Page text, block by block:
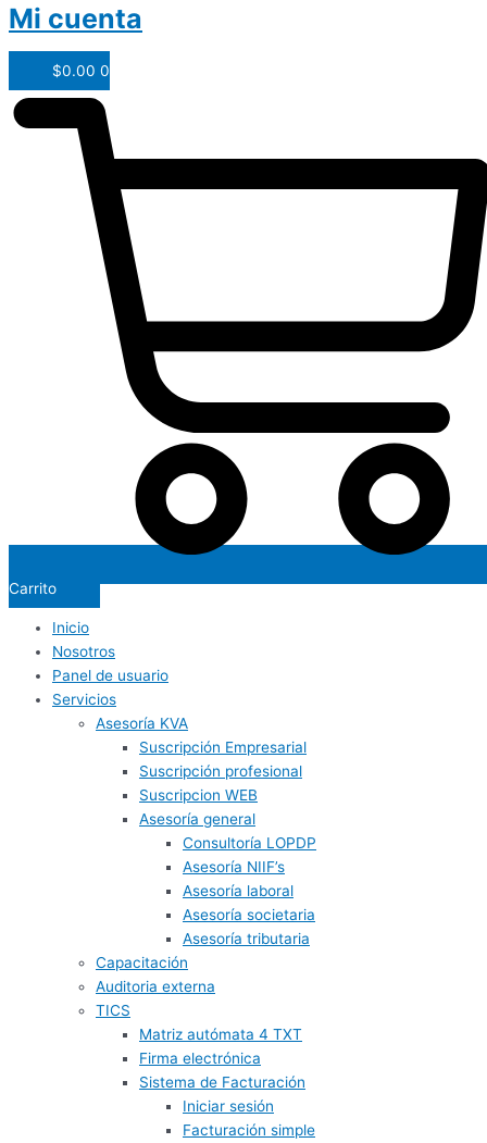
Mi cuenta
$0.00 0
Carrito
Inicio
Nosotros
Panel de usuario
Servicios
Asesoría KVA
Suscripción Empresarial
Suscripción profesional
Suscripcion WEB
Asesoría general
Consultoría LOPDP
Asesoría NIIF’s
Asesoría laboral
Asesoría societaria
Asesoría tributaria
Capacitación
Auditoria externa
TICS
Matriz autómata 4 TXT
Firma electrónica
Sistema de Facturación
Iniciar sesión
Facturación simple